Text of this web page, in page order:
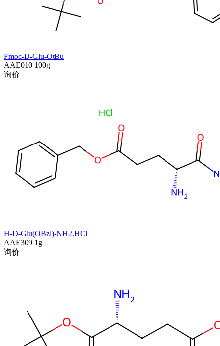
Fmoc-D-Glu-OtBu
AAE010 100g
询价
H-D-Glu(OBzl)-NH2.HCl
AAE309 1g
询价